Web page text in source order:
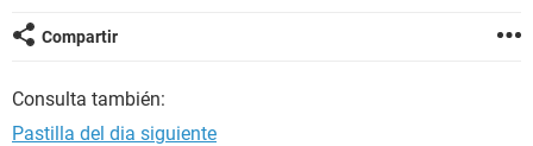
ayudaaa..!!
Compartir
Consulta también:
Pastilla del dia siguiente